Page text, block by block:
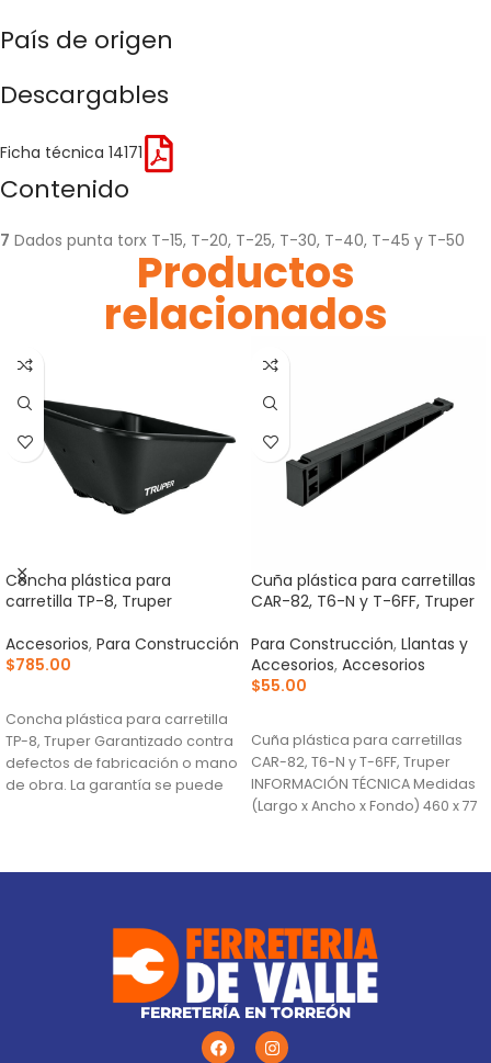
País de origen
Descargables
Ficha técnica 14171
Contenido
7 Dados punta torx T-15, T-20, T-25, T-30, T-40, T-45 y T-50
Productos
relacionados
Concha plástica para
carretilla TP-8, Truper
Accesorios, Para Construcción
$785.00
Concha plástica para carretilla
TP-8, Truper Garantizado contra
defectos de fabricación o mano
de obra. La garantía se puede
Cuña plástica para carretillas
CAR-82, T6-N y T-6FF, Truper
Para Construcción, Llantas y
Accesorios, Accesorios
$55.00
Cuña plástica para carretillas
CAR-82, T6-N y T-6FF, Truper
INFORMACIÓN TÉCNICA Medidas
(Largo x Ancho x Fondo) 460 x 77
FERRETERÍA EN TORREÓN